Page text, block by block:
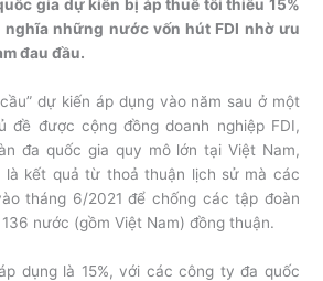
gia dự kiến bị áp thuế tối thiểu 15%
nghĩa những nước vốn hút FDI nhờ ưu
đau đầu.
dự kiến áp dụng vào năm sau ở một
đề được cộng đồng doanh nghiệp FDI,
đa quốc gia quy mô lớn tại Việt Nam,
là kết quả từ thoả thuận lịch sử mà các
tháng 6/2021 để chống các tập đoàn
nước (gồm Việt Nam) đồng thuận.
dụng là 15%, với các công ty đa quốc